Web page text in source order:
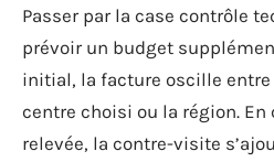
Passer par la case contrôle
prévoir un budget
initial, la facture oscille entre
centre choisi ou la région.
relevée, la contre-visite